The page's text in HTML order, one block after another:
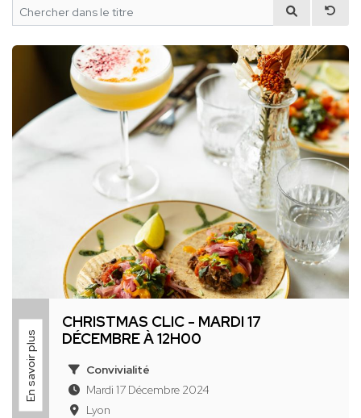
En savoir plus
CHRISTMAS CLIC - MARDI 17
DÉCEMBRE À 12H00
Convivialité
Mardi 17 Décembre 2024
Lyon